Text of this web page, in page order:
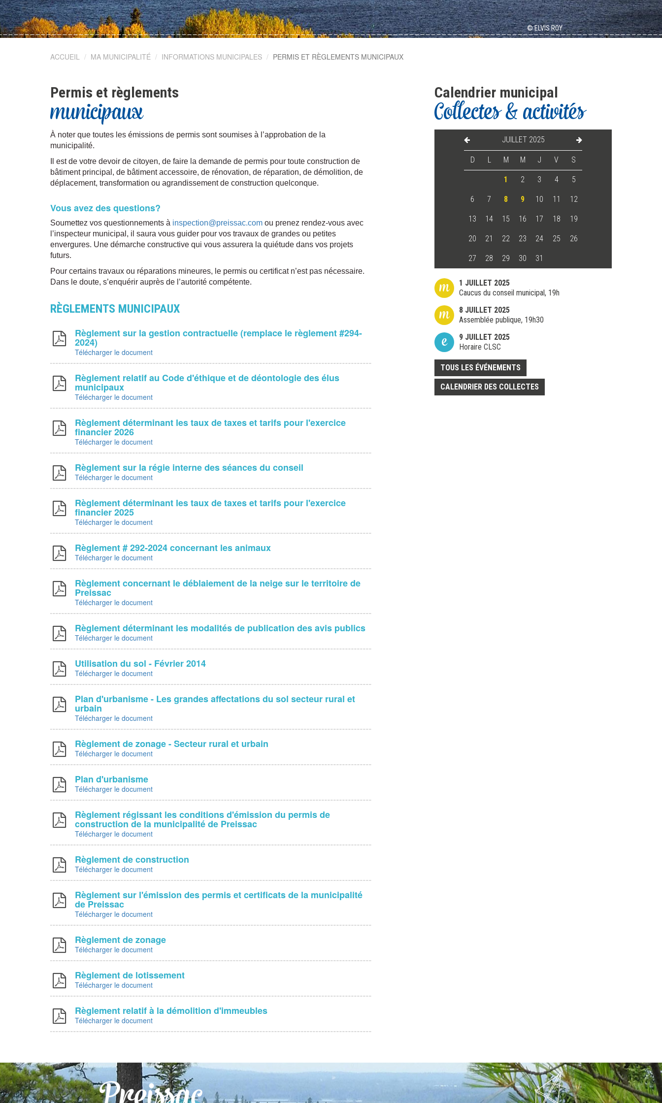
© ELVIS ROY
ACCUEIL MA MUNICIPALITÉ INFORMATIONS MUNICIPALES PERMIS ET RÈGLEMENTS MUNICIPAUX
Permis et règlements
municipaux
À noter que toutes les émissions de permis sont soumises à l’approbation de la
municipalité.
Il est de votre devoir de citoyen, de faire la demande de permis pour toute construction de
bâtiment principal, de bâtiment accessoire, de rénovation, de réparation, de démolition, de
déplacement, transformation ou agrandissement de construction quelconque.
Vous avez des questions?
Soumettez vos questionnements à inspection@preissac.com ou prenez rendez-vous avec
l’inspecteur municipal, il saura vous guider pour vos travaux de grandes ou petites
envergures. Une démarche constructive qui vous assurera la quiétude dans vos projets
futurs.
Pour certains travaux ou réparations mineures, le permis ou certificat n’est pas nécessaire.
Dans le doute, s’enquérir auprès de l’autorité compétente.
RÈGLEMENTS MUNICIPAUX
Règlement sur la gestion contractuelle (remplace le règlement #294-
2024)
Télécharger le document
Règlement relatif au Code d'éthique et de déontologie des élus
municipaux
Télécharger le document
Règlement déterminant les taux de taxes et tarifs pour l'exercice
financier 2026
Télécharger le document
Règlement sur la régie interne des séances du conseil
Télécharger le document
Règlement déterminant les taux de taxes et tarifs pour l'exercice
financier 2025
Télécharger le document
Règlement # 292-2024 concernant les animaux
Télécharger le document
Règlement concernant le déblaiement de la neige sur le territoire de
Preissac
Télécharger le document
Règlement déterminant les modalités de publication des avis publics
Télécharger le document
Utilisation du sol - Février 2014
Télécharger le document
Plan d'urbanisme - Les grandes affectations du sol secteur rural et
urbain
Télécharger le document
Règlement de zonage - Secteur rural et urbain
Télécharger le document
Plan d'urbanisme
Télécharger le document
Règlement régissant les conditions d'émission du permis de
construction de la municipalité de Preissac
Télécharger le document
Règlement de construction
Télécharger le document
Règlement sur l'émission des permis et certificats de la municipalité
de Preissac
Télécharger le document
Règlement de zonage
Télécharger le document
Règlement de lotissement
Télécharger le document
Règlement relatif à la démolition d'immeubles
Télécharger le document
Calendrier municipal
Collectes & activités
JUILLET 2025
D L M M J V S
1 2 3 4 5
6 7 8 9 10 11 12
13 14 15 16 17 18 19
20 21 22 23 24 25 26
27 28 29 30 31
m
1 JUILLET 2025
Caucus du conseil municipal, 19h
m
8 JUILLET 2025
Assemblée publique, 19h30
e
9 JUILLET 2025
Horaire CLSC
TOUS LES ÉVÉNEMENTS
CALENDRIER DES COLLECTES